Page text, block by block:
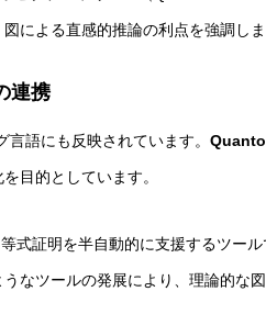
による直感的推論の利点を強調し
連携
語にも反映されています。
目的としています。
式証明を半自動的に支援するツー
なツールの発展により、理論的な